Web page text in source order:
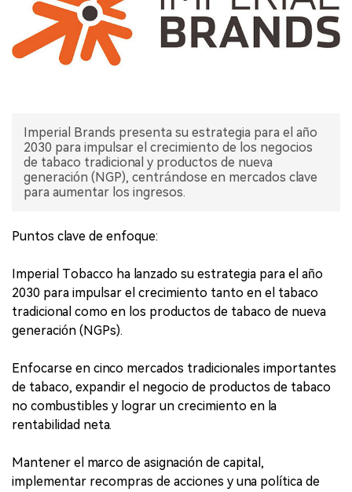
EXPOSICIÓN
ENTREVISTA
Imperial Brands presenta su estrategia para el año
2030 para impulsar el crecimiento de los negocios
de tabaco tradicional y productos de nueva
generación (NGP), centrándose en mercados clave
para aumentar los ingresos.
Puntos clave de enfoque:
Imperial Tobacco ha lanzado su estrategia para el año
2030 para impulsar el crecimiento tanto en el tabaco
tradicional como en los productos de tabaco de nueva
generación (NGPs).
Enfocarse en cinco mercados tradicionales importantes
de tabaco, expandir el negocio de productos de tabaco
no combustibles y lograr un crecimiento en la
rentabilidad neta.
Mantener el marco de asignación de capital,
implementar recompras de acciones y una política de